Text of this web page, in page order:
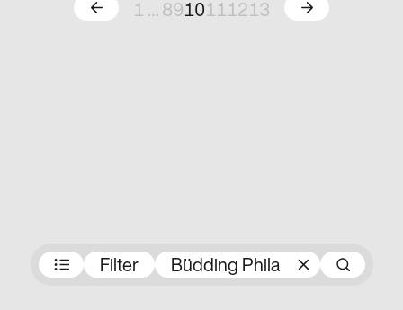
Preisträger:innen
Filter Büdding Phila
Zurück
1 … 8910111213